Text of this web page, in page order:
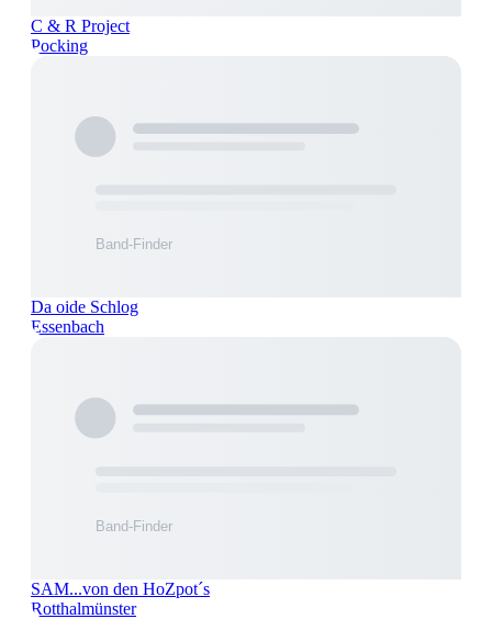
C & R Project
Pocking
Da oide Schlog
Essenbach
SAM...von den HoZpot´s
Rotthalmünster